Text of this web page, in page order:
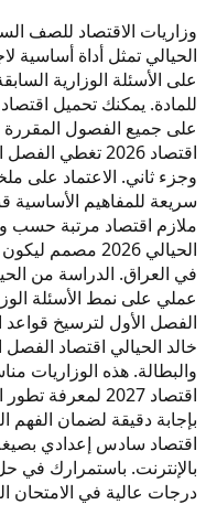
وزاريات الاقتصاد للصف
الحيالي تمثل أداة أساسية
على الأسئلة الوزارية
اقتصاد 2026
وجزء ثاني. الاعتماد
سريعة للمفاهيم الأساسية
ملازم اقتصاد مرتبة حسب
الحيالي 2026
عملي على نمط الأسئلة
الفصل الأول لترسيخ
خالد الحيالي اقتصاد
اقتصاد 2027
بإجابة دقيقة لضمان الفهم
بالإنترنت. باستمرارك في
درجات عالية في الامتحان